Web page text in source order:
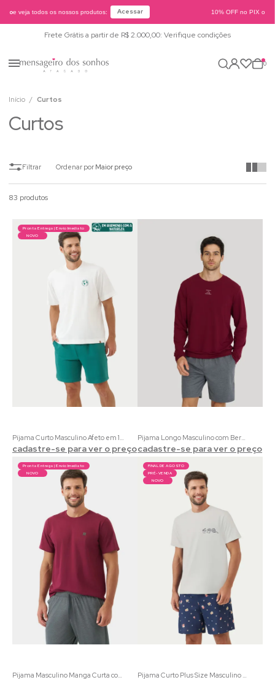
e veja todos os nossos produtos: Acessar 10% OFF no PIX ou
Frete Grátis a partir de R$ 2.000,00: Verifique condições
0
Início Curtos
Curtos
Ordenar por Maior preço
83 produtos
Pronta Entrega | Envio Imediato
NOVO
Pijama Curto Masculino Afeto em 100% Algodão | Estampa de Natureza Exclusiva
cadastre-se para ver o preço
Pijama Longo Masculino com Bermuda | Molecotton Bordô e Cinza
cadastre-se para ver o preço
Pronta Entrega | Envio Imediato
NOVO
Pijama Masculino Manga Curta com Calça Essencial | Blusa 100% Algodão Vinho e Calça Meia Malha Cinza
FINAL DE AGOSTO
PRÉ-VENDA
NOVO
Pijama Curto Plus Size Masculino Maratona Eco 100% Algodão Cru | Acompanha Embalagem Pipoca